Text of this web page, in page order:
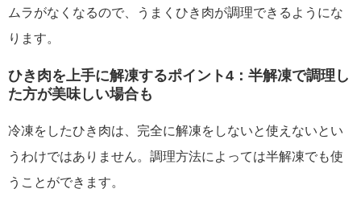
ムラがなくなるので、うまくひき肉が調理できるようにな
ります。
ひき肉を上手に解凍するポイント4：半解凍で調理し
た方が美味しい場合も
冷凍をしたひき肉は、完全に解凍をしないと使えないとい
うわけではありません。調理方法によっては半解凍でも使
うことができます。